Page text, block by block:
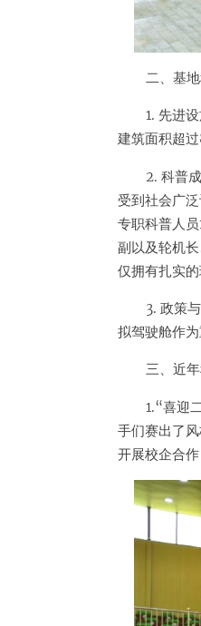
二、基
1. 先进
建筑面积超
2. 科普
受到社会广
专职科普人
副以及轮机
仅拥有扎实
3. 政策
拟驾驶舱作
三、近
1.“喜迎
手们赛出了
开展校企合